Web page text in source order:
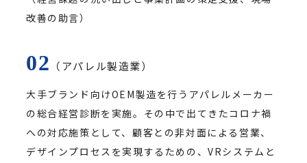
改善の助言）
（アパレル製造業）
大手ブランド向けOEM製造を行うアパレルメーカー
の総合経営診断を実施。その中で出てきたコロナ禍
への対応施策として、顧客との非対面による営業、
デザインプロセスを実現するための、VRシステムと